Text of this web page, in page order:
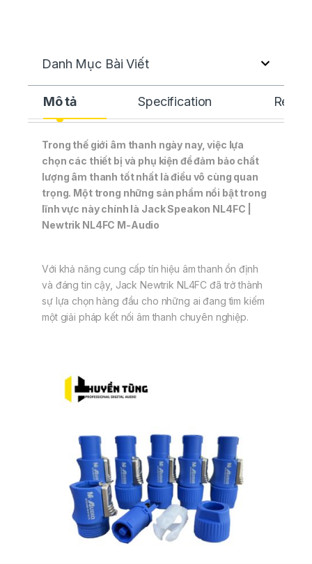
Danh Mục Bài Viết
Mô tả Specification
Trong thế giới âm thanh ngày nay, việc lựa
chọn các thiết bị và phụ kiện để đảm bảo chất
lượng âm thanh tốt nhất là điều vô cùng quan
trọng. Một trong những sản phẩm nổi bật trong
lĩnh vực này chính là Jack Speakon NL4FC |
Newtrik NL4FC M-Audio
Với khả năng cung cấp tín hiệu âm thanh ổn định
và đáng tin cậy, Jack Newtrik NL4FC đã trở thành
sự lựa chọn hàng đầu cho những ai đang tìm kiếm
một giải pháp kết nối âm thanh chuyên nghiệp.